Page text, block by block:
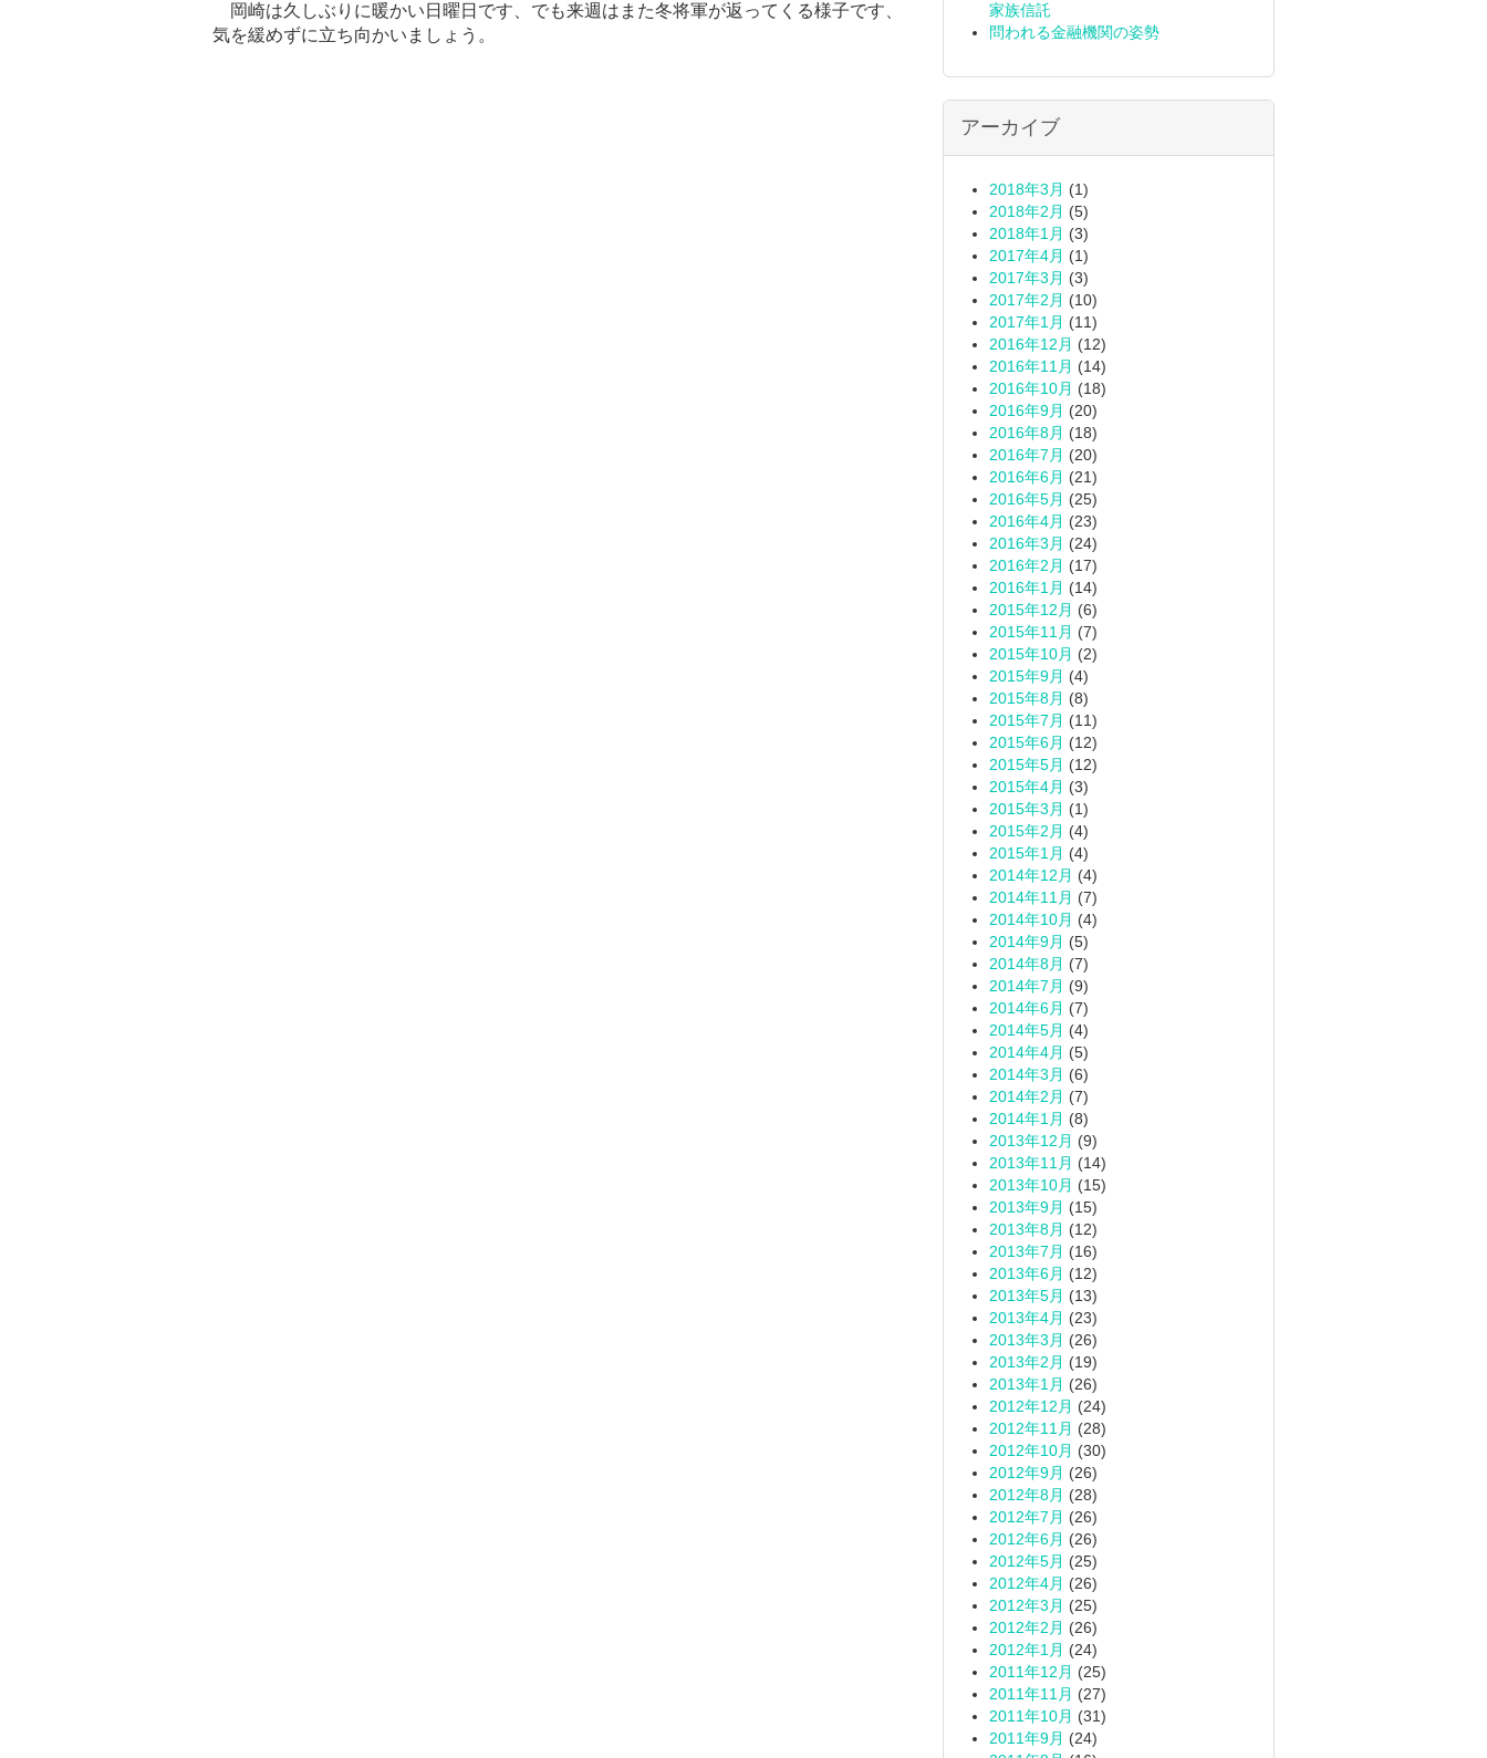
岡崎は久しぶりに暖かい日曜日です、でも来週はまた冬将軍が返ってくる様子です、
気を緩めずに立ち向かいましょう。
家族信託
問われる金融機関の姿勢
アーカイブ
2018年3月 (1)
2018年2月 (5)
2018年1月 (3)
2017年4月 (1)
2017年3月 (3)
2017年2月 (10)
2017年1月 (11)
2016年12月 (12)
2016年11月 (14)
2016年10月 (18)
2016年9月 (20)
2016年8月 (18)
2016年7月 (20)
2016年6月 (21)
2016年5月 (25)
2016年4月 (23)
2016年3月 (24)
2016年2月 (17)
2016年1月 (14)
2015年12月 (6)
2015年11月 (7)
2015年10月 (2)
2015年9月 (4)
2015年8月 (8)
2015年7月 (11)
2015年6月 (12)
2015年5月 (12)
2015年4月 (3)
2015年3月 (1)
2015年2月 (4)
2015年1月 (4)
2014年12月 (4)
2014年11月 (7)
2014年10月 (4)
2014年9月 (5)
2014年8月 (7)
2014年7月 (9)
2014年6月 (7)
2014年5月 (4)
2014年4月 (5)
2014年3月 (6)
2014年2月 (7)
2014年1月 (8)
2013年12月 (9)
2013年11月 (14)
2013年10月 (15)
2013年9月 (15)
2013年8月 (12)
2013年7月 (16)
2013年6月 (12)
2013年5月 (13)
2013年4月 (23)
2013年3月 (26)
2013年2月 (19)
2013年1月 (26)
2012年12月 (24)
2012年11月 (28)
2012年10月 (30)
2012年9月 (26)
2012年8月 (28)
2012年7月 (26)
2012年6月 (26)
2012年5月 (25)
2012年4月 (26)
2012年3月 (25)
2012年2月 (26)
2012年1月 (24)
2011年12月 (25)
2011年11月 (27)
2011年10月 (31)
2011年9月 (24)